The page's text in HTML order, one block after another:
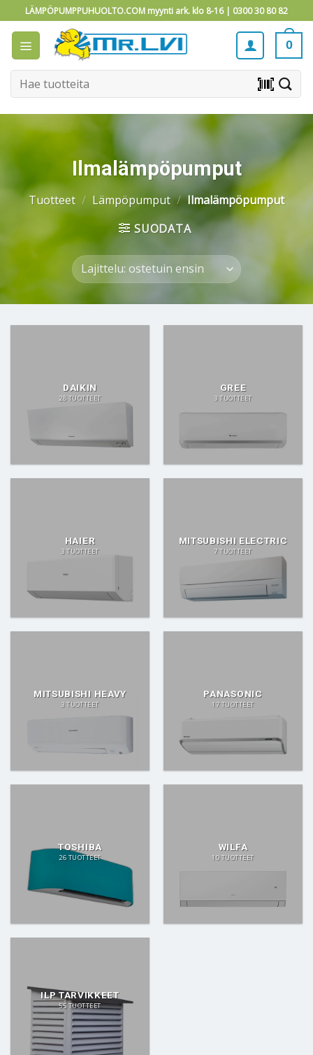
to
content
LÄMPÖPUMPPUHUOLTO.COM myynti ark. klo 8-16 | 0300 30 80 82
0
Etsi: barcode_scanner
Ilmalämpöpumput
Tuotteet / Lämpöpumput / Ilmalämpöpumput
SUODATA
DAIKIN
28 TUOTTEET
GREE
3 TUOTTEET
HAIER
3 TUOTTEET
MITSUBISHI ELECTRIC
7 TUOTTEET
MITSUBISHI HEAVY
3 TUOTTEET
PANASONIC
17 TUOTTEET
TOSHIBA
26 TUOTTEET
WILFA
10 TUOTTEET
ILP TARVIKKEET
55 TUOTTEET